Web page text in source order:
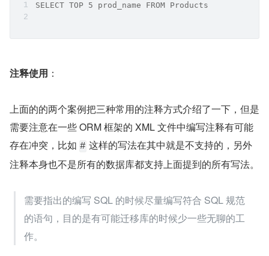
SELECT TOP 5 prod_name FROM Products
注释使用 ：
上面的的两个案例把三种常用的注释方式介绍了一下，但是
需要注意在一些 ORM 框架的 XML 文件中编写注释有可能
存在冲突，比如 # 这样的写法在其中就是不支持的，另外
注释本身也不是所有的数据库都支持上面提到的所有写法。
需要指出的编写 SQL 的时候尽量编写符合 SQL 规范
的语句，目的是有可能迁移库的时候少一些无聊的工
作。